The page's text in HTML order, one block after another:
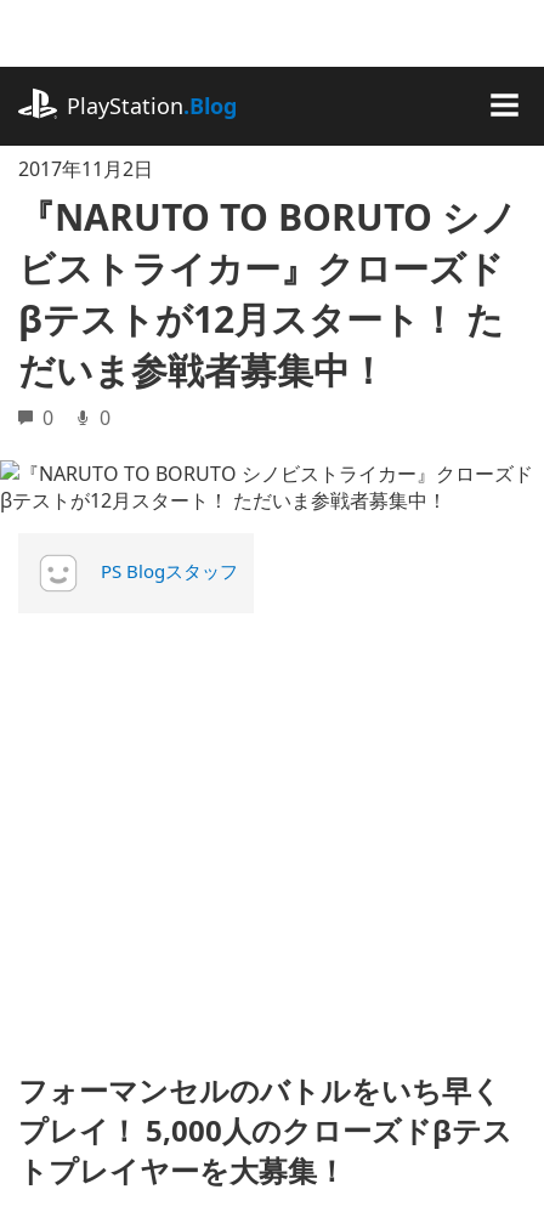
に
キ
ッ
プ
PlayStation.Blog
2017年11月2日
『NARUTO TO BORUTO シノ
ビストライカー』クローズド
βテストが12月スタート！ た
だいま参戦者募集中！
0 0
PS Blogスタッフ
フォーマンセルのバトルをいち早く
プレイ！ 5,000人のクローズドβテス
トプレイヤーを大募集！